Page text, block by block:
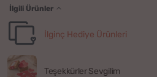
İlgili Ürünler
İlginç Hediye Ürünleri
Teşekkürler Sevgilim